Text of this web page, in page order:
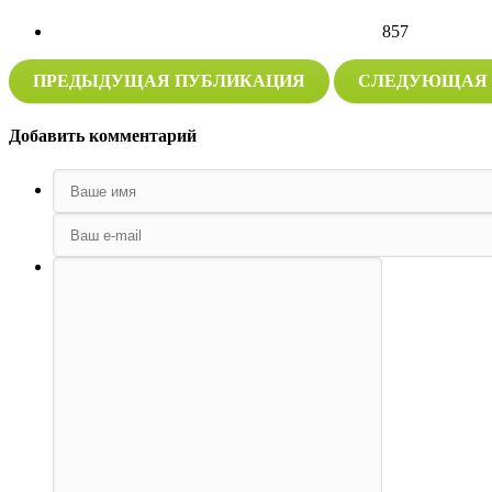
857
ПРЕДЫДУЩАЯ ПУБЛИКАЦИЯ СЛЕДУЮЩАЯ
Добавить комментарий